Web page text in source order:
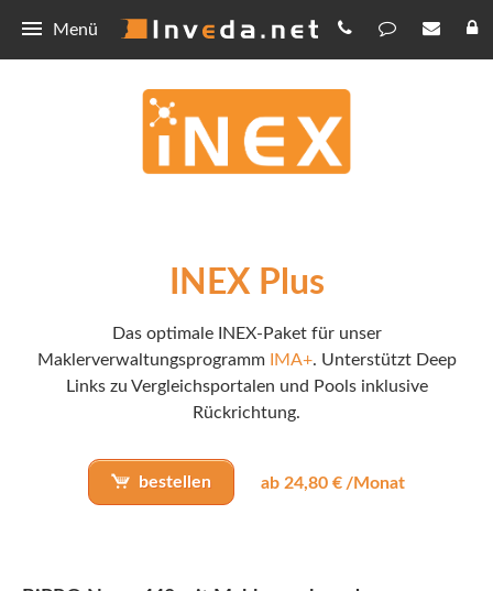
Menü
Unterstützte MVPs
Deep Link BiPRO
Deep Link REST
Norm 430
Norm 440
Was ist ein GDV-Datensatz
Kontakt
INEX Plus
Das optimale INEX-Paket für unser
Maklerverwaltungsprogramm
IMA+. Unterstützt Deep
Links zu Vergleichsportalen und Pools inklusive
Rückrichtung.
bestellen ab 24,80€ /Monat